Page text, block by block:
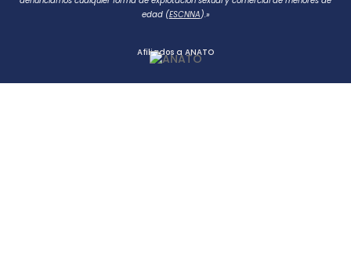
edad (ESCNNA).»
Afiliados a ANATO